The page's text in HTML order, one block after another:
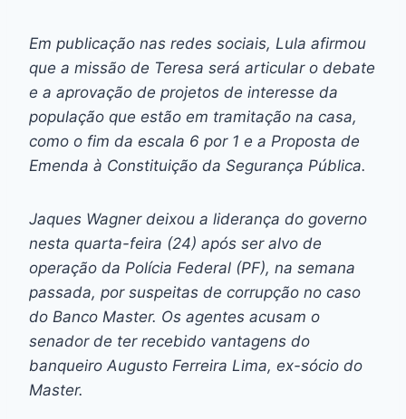
Em publicação nas redes sociais, Lula afirmou
que a missão de Teresa será articular o debate
e a aprovação de projetos de interesse da
população que estão em tramitação na casa,
como o fim da escala 6 por 1 e a Proposta de
Emenda à Constituição da Segurança Pública.
Jaques Wagner deixou a liderança do governo
nesta quarta-feira (24) após ser alvo de
operação da Polícia Federal (PF), na semana
passada, por suspeitas de corrupção no caso
do Banco Master. Os agentes acusam o
senador de ter recebido vantagens do
banqueiro Augusto Ferreira Lima, ex-sócio do
Master.